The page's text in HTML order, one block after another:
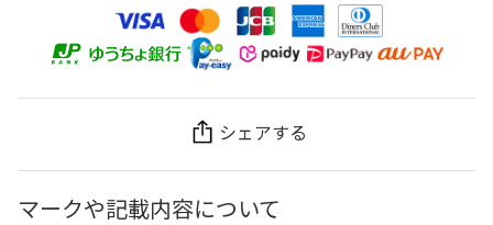
シェアする
マークや記載内容について